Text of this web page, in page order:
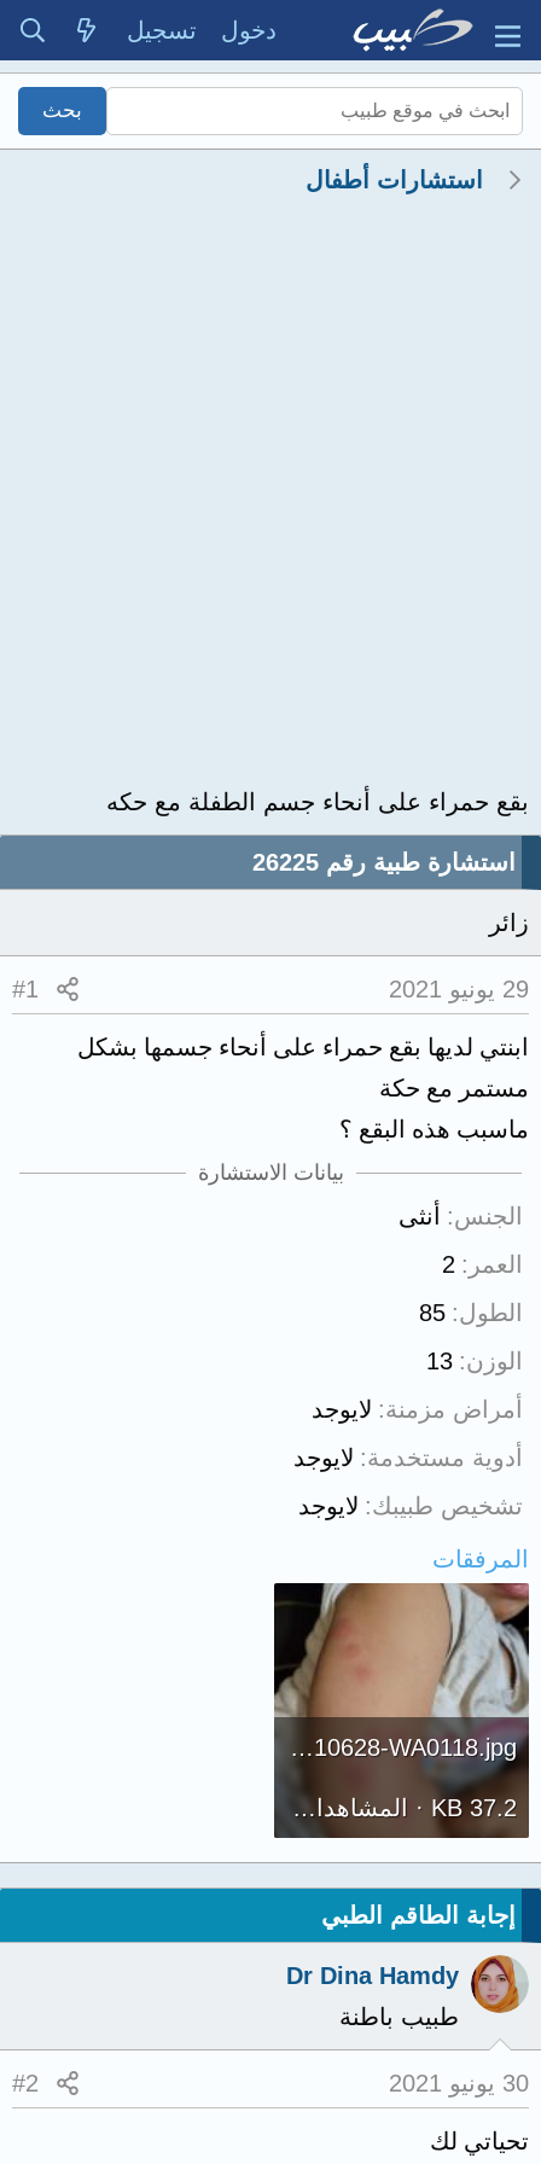
دخول تسجيل
استشارات أطفال
بقع حمراء على أنحاء جسم الطفلة مع حكه
استشارة طبية رقم 26225
زائر
29 يونيو 2021 #1
ابنتي لديها بقع حمراء على أنحاء جسمها بشكل
مستمر مع حكة
ماسبب هذه البقع ؟
بيانات الاستشارة
الجنس
أنثى
العمر
2
الطول 85
الوزن 13
أمراض مزمنة لايوجد
أدوية مستخدمة لايوجد
تشخيص طبيبك لايوجد
المرفقات
IMG-20210628-WA0118.jpg
37.2 KB · المشاهدات: 10,605
إجابة الطاقم الطبي
Dr Dina Hamdy
طبيب باطنة
30 يونيو 2021 #2
تحياتي لك